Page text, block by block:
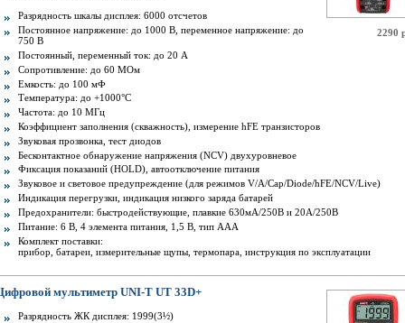
2290
Разрядность шкалы дисплея: 6000 отсчетов
Постоянное напряжение: до 1000 В, переменное напряжение: до
750 В
Постоянный, переменный ток: до 20 А
Сопротивление: до 60 МОм
Емкость: до 100 мФ
Температура: до +1000°С
Частота: до 10 МГц
Коэффициент заполнения (скважность), измерение hFE транзисторов
Звуковая прозвонка, тест диодов
Бесконтактное обнаружение напряжения (NCV) двухуровневое
Фиксация показаний (HOLD), автоотключение питания
Звуковое и световое предупреждение (для режимов V/A/Cap/Diode/hFE/NCV/Live)
Индикация перегрузки, индикация низкого заряда батарей
Предохранители: быстродействующие, плавкие 630мА/250В и 20А/250В
Питание: 6 В, 4 элемента питания, 1,5 В, тип AAA
Комплект поставки:
прибор, батареи, измерительные щупы, термопара, инструкция по эксплуатации
мультиметр UNI-T UT 33D+
Разрядность ЖК дисплея: 1999(3½)